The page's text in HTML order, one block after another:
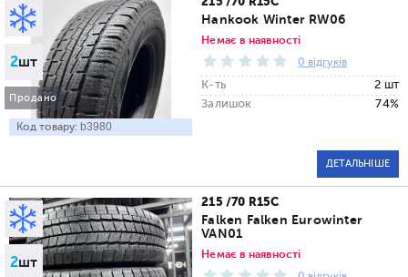
2шт
Продано
Код товару: b3980
Hankook Winter RW06
Немає в наявності
0 відгуків
К-ть
2 шт
Залишок
74%
ДЕТАЛЬНІШЕ
2шт
215 /70 R15C
Falken Falken Eurowinter
VAN01
Немає в наявності